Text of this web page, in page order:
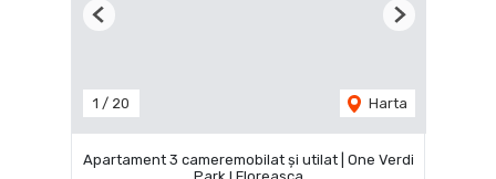
1 / 20 Harta
Previous Next
Apartament 3 cameremobilat și utilat | One Verdi